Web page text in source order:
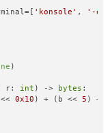
'konsole' , '-e'
)
r: int ) -> bytes :
0x10 ) + (b << 5 ) +